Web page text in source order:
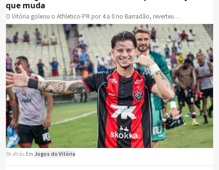
que muda
O Vitória goleou o Athletico-PR por 4 a 0 no Barradão, reverteu…
5h atrás Em Jogos do Vitória